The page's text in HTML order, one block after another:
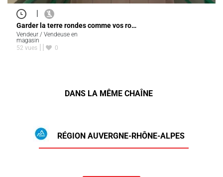
|
Garder la terre rondes comme vos ro…
Vendeur / Vendeuse en
magasin
52 vues
0
DANS LA MÊME CHAÎNE
RÉGION AUVERGNE-RHÔNE-ALPES